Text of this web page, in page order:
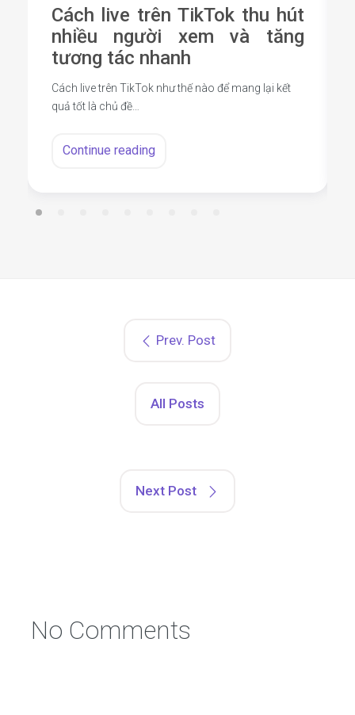
Cách live trên TikTok thu hút
nhiều người xem và tăng
tương tác nhanh
Cách live trên TikTok như thế nào để mang lại kết
quả tốt là chủ đề…
Continue reading
Prev. Post
All Posts
Next Post
No Comments